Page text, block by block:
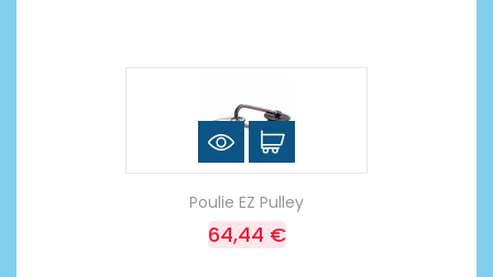
Poulie EZ Pulley
64,44 €